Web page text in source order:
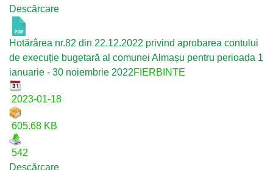
Descărcare
Hotărârea nr.82 din 22.12.2022 privind aprobarea contului
de execuție bugetară al comunei Almașu pentru perioada 1
ianuarie - 30 noiembrie 2022FIERBINTE
2023-01-18
605.68 KB
542
Descărcare